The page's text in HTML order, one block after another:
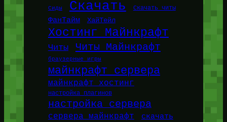
Сиды Скачать Скачать читы
ФанТайм ХайТейл
Хостинг Майнкрафт
Читы Читы Майнкрафт
браузерные игры
майнкрафт сервера
майнкрафт хостинг
настройка плагинов
настройка сервера
сервера майнкрафт скачать